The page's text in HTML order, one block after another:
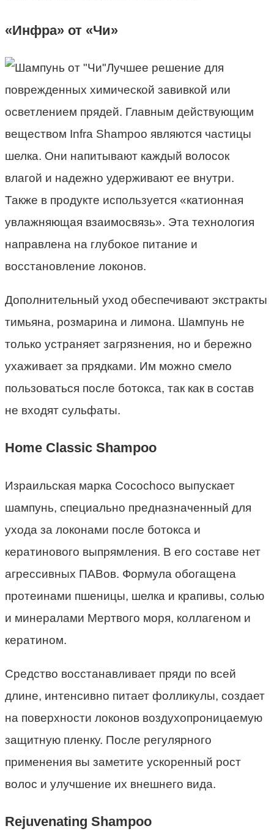
«Инфра» от «Чи»
Лучшее решение для
поврежденных химической завивкой или
осветлением прядей. Главным действующим
веществом Infra Shampoo являются частицы
шелка. Они напитывают каждый волосок
влагой и надежно удерживают ее внутри.
Также в продукте используется «катионная
увлажняющая взаимосвязь». Эта технология
направлена на глубокое питание и
восстановление локонов.
Дополнительный уход обеспечивают экстракты
тимьяна, розмарина и лимона. Шампунь не
только устраняет загрязнения, но и бережно
ухаживает за прядками. Им можно смело
пользоваться после ботокса, так как в состав
не входят сульфаты.
Home Classic Shampoo
Израильская марка Cocochoco выпускает
шампунь, специально предназначенный для
ухода за локонами после ботокса и
кератинового выпрямления. В его составе нет
агрессивных ПАВов. Формула обогащена
протеинами пшеницы, шелка и крапивы, солью
и минералами Мертвого моря, коллагеном и
кератином.
Средство восстанавливает пряди по всей
длине, интенсивно питает фолликулы, создает
на поверхности локонов воздухопроницаемую
защитную пленку. После регулярного
применения вы заметите ускоренный рост
волос и улучшение их внешнего вида.
Rejuvenating Shampoo